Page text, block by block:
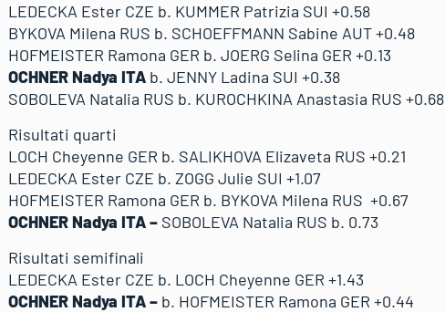
LEDECKA Ester CZE b. KUMMER Patrizia SUI +0.58
BYKOVA Milena RUS b. SCHOEFFMANN Sabine AUT +0.48
HOFMEISTER Ramona GER b. JOERG Selina GER +0.13
OCHNER Nadya ITA b. JENNY Ladina SUI +0.38
SOBOLEVA Natalia RUS b. KUROCHKINA Anastasia RUS +0.68
Risultati quarti
LOCH Cheyenne GER b. SALIKHOVA Elizaveta RUS +0.21
LEDECKA Ester CZE b. ZOGG Julie SUI +1.07
HOFMEISTER Ramona GER b. BYKOVA Milena RUS +0.67
OCHNER Nadya ITA – SOBOLEVA Natalia RUS b. 0.73
Risultati semifinali
LEDECKA Ester CZE b. LOCH Cheyenne GER +1.43
OCHNER Nadya ITA – b. HOFMEISTER Ramona GER +0.44